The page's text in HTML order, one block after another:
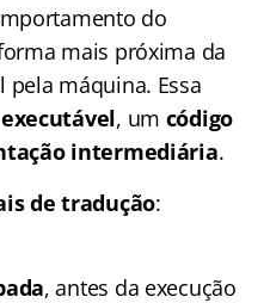
do
mais próxima da
máquina. Essa
executável, um código
intermediária.
de tradução:
, antes da execução